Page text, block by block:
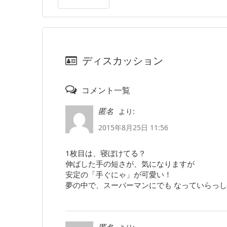
ディスカッション
コメント一覧
匿名
より:
2015年8月25日 11:56
1枚目は、寝ぼけてる？
伸ばした手の短さが、気になりますが
安定の「手ぐにゃ」が可愛い！
夢の中で、スーパーマンにでも なっていらっし